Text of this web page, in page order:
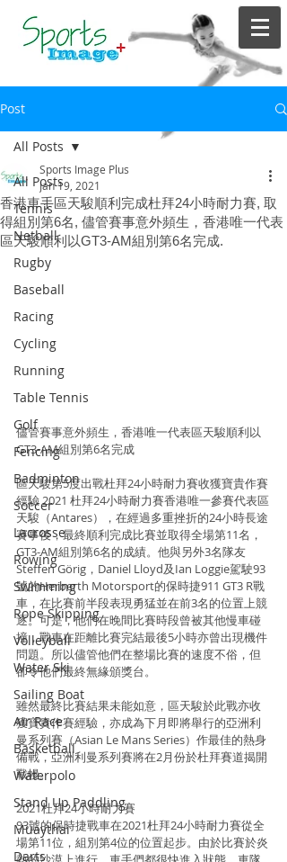
Post
All Posts
Tennis
Netball
Rugby
Baseball
Racing
Cycling
Running
Table Tennis
Golf
Fencing
Badminton
Soccer
Lacrosse
Rowing
Swimming
Rope Skipping
Volleyball
Water Ski
Sailing Boat
Air Race
Basketball
Waterpolo
Stand Up Paddling
Muaythai
Darts
All Posts
香港車手區天駿順利完成杜拜24小時耐力賽, 取
得組別第6名, 儘管賽事意外頻生，香港唯一代表
區天駿順利以GT3-AM組別第6名完成.
Sports Image Plus
Jan 19, 2021
儘管賽事意外頻生，香港唯一代表區天駿順利以
GT3-AM組別第6名完成
區天駿第5度出戰杜拜24小時耐力賽收獲寶貴作賽
經驗 2021 杜拜24小時耐力賽香港唯一參賽代表區
天駿（Antares），在經過多重挫折的24小時長途
賽事後，最終順利完成比賽並取得全場第11名，
GT3-AM組別第6名的成績。他與另外3名隊友
Steffen Görig，Daniel Lloyd及Ian Loggie駕駛93
號的Herberth Motorsport的保時捷911 GT3 R戰
車，在比賽前半段表現勇猛並在前3名的位置上競
逐。可是，他們在晚間比賽時段曾被其他慢車碰
撞，戰車在距離比賽完結最後5小時亦曾出現機件
問題。所以儘管他們在整場比賽的速度不俗，但
卻令他們最終無緣頒獎台。
雖然最終比賽結果未能如意，區天駿於此戰亦收
獲寶貴作賽經驗，亦成為下月即將舉行的亞洲利
曼系列賽（Asian Le Mans Series）作最佳的熱身
備戰，亞洲利曼系列賽將在2月份於杜拜賽道揭開
戰幔。
2021杜拜24小時耐力賽
93號的保時捷戰車在2021杜拜24小時耐力賽從全
場第11位，組別第4位的位置起步。由於比賽於炎